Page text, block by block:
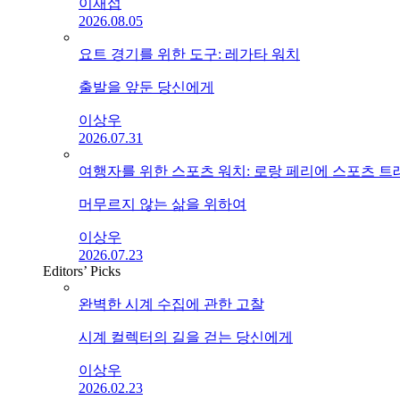
2026.08.05
요트 경기를 위한 도구: 레가타 워치
출발을 앞둔 당신에게
이상우
2026.07.31
여행자를 위한 스포츠 워치: 로랑 페리에 스포츠 트
머무르지 않는 삶을 위하여
이상우
2026.07.23
Editors’ Picks
완벽한 시계 수집에 관한 고찰
시계 컬렉터의 길을 걷는 당신에게
이상우
2026.02.23